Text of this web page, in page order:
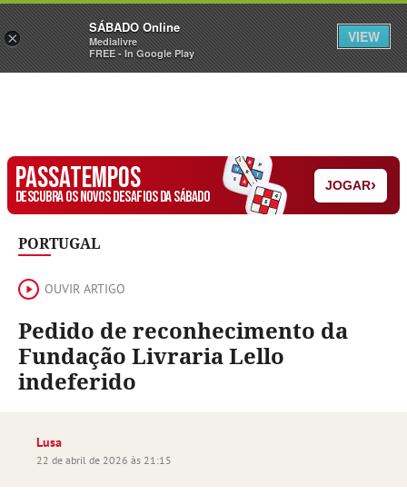
Sábado Assine Iniciar Sessão
PASSATEMPOS
DESCUBRA OS NOVOS DESAFIOS DA SÁBADO
JOGAR›
PORTUGAL
OUVIR ARTIGO
Pedido de reconhecimento da
Fundação Livraria Lello
indeferido
Lusa
22 de abril de 2026 às 21:15
×
SÁBADO Online
Medialivre
FREE - In Google Play
VIEW